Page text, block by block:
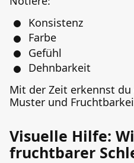
Konsistenz
Farbe
Gefühl
Dehnbarkeit
Mit der Zeit erkennst
Muster und
Visuelle Hilfe:
fruchtbarer